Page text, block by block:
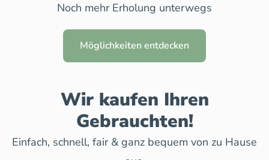
Noch mehr Erholung unterwegs
Möglichkeiten entdecken
Wir kaufen Ihren
Gebrauchten!
Einfach, schnell, fair & ganz bequem von zu Hause